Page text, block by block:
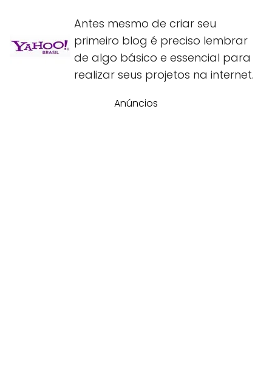
Antes mesmo de criar seu
primeiro blog é preciso lembrar
de algo básico e essencial para
realizar seus projetos na internet.
Anúncios